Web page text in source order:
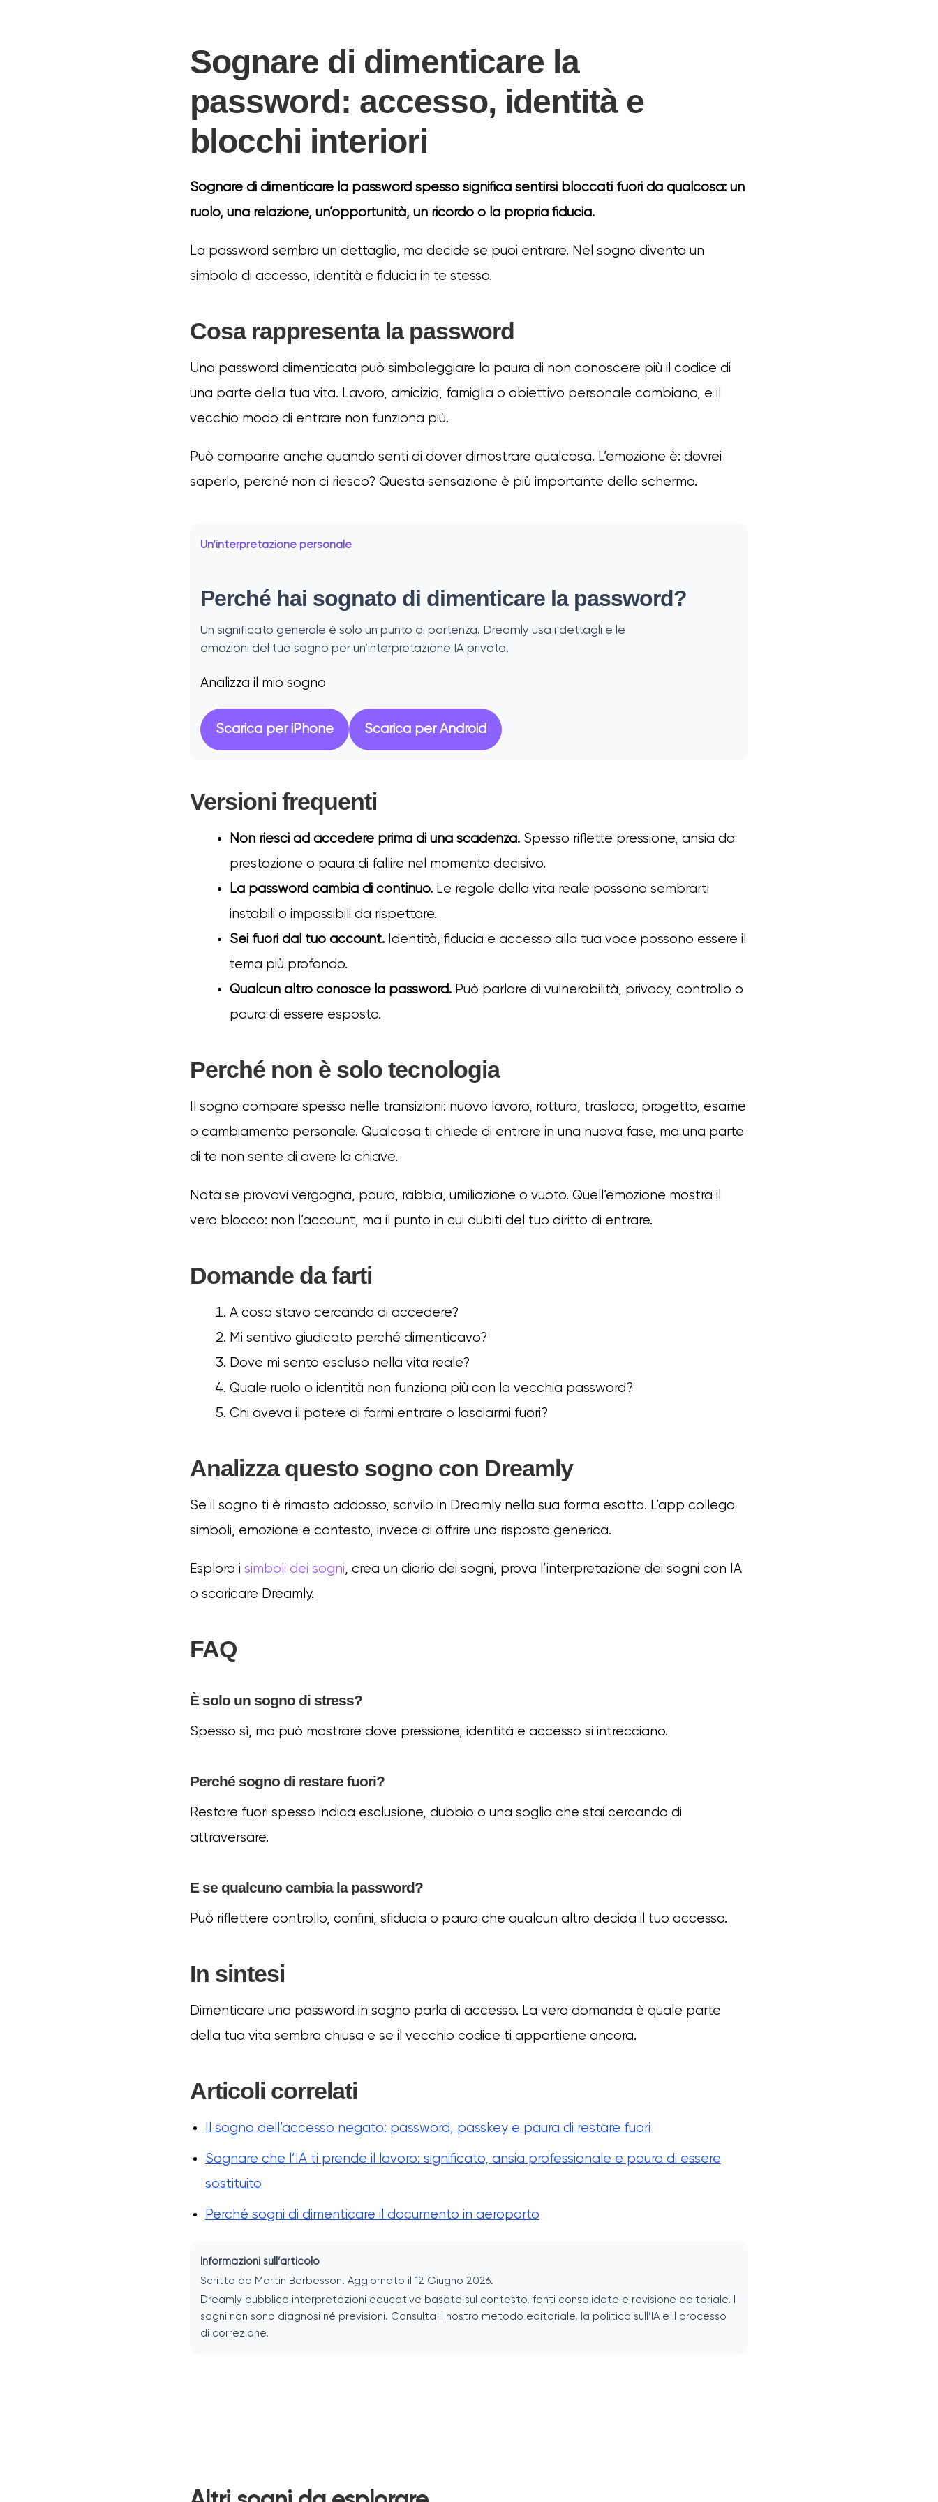
Sognare di dimenticare la
password: accesso, identità e
blocchi interiori
Sognare di dimenticare la password spesso significa sentirsi bloccati fuori da qualcosa: un
ruolo, una relazione, un’opportunità, un ricordo o la propria fiducia.
La password sembra un dettaglio, ma decide se puoi entrare. Nel sogno diventa un
simbolo di accesso, identità e fiducia in te stesso.
Cosa rappresenta la password
Una password dimenticata può simboleggiare la paura di non conoscere più il codice di
una parte della tua vita. Lavoro, amicizia, famiglia o obiettivo personale cambiano, e il
vecchio modo di entrare non funziona più.
Può comparire anche quando senti di dover dimostrare qualcosa. L’emozione è: dovrei
saperlo, perché non ci riesco? Questa sensazione è più importante dello schermo.
Un’interpretazione personale
Perché hai sognato di dimenticare la password?
Un significato generale è solo un punto di partenza. Dreamly usa i dettagli e le
emozioni del tuo sogno per un’interpretazione IA privata.
Analizza il mio sogno
Scarica per iPhone Scarica per Android
Versioni frequenti
Non riesci ad accedere prima di una scadenza. Spesso riflette pressione, ansia da
prestazione o paura di fallire nel momento decisivo.
La password cambia di continuo. Le regole della vita reale possono sembrarti
instabili o impossibili da rispettare.
Sei fuori dal tuo account. Identità, fiducia e accesso alla tua voce possono essere il
tema più profondo.
Qualcun altro conosce la password. Può parlare di vulnerabilità, privacy, controllo o
paura di essere esposto.
Perché non è solo tecnologia
Il sogno compare spesso nelle transizioni: nuovo lavoro, rottura, trasloco, progetto, esame
o cambiamento personale. Qualcosa ti chiede di entrare in una nuova fase, ma una parte
di te non sente di avere la chiave.
Nota se provavi vergogna, paura, rabbia, umiliazione o vuoto. Quell’emozione mostra il
vero blocco: non l’account, ma il punto in cui dubiti del tuo diritto di entrare.
Domande da farti
A cosa stavo cercando di accedere?
Mi sentivo giudicato perché dimenticavo?
Dove mi sento escluso nella vita reale?
Quale ruolo o identità non funziona più con la vecchia password?
Chi aveva il potere di farmi entrare o lasciarmi fuori?
Analizza questo sogno con Dreamly
Se il sogno ti è rimasto addosso, scrivilo in Dreamly nella sua forma esatta. L’app collega
simboli, emozione e contesto, invece di offrire una risposta generica.
Esplora i simboli dei sogni, crea un diario dei sogni, prova l’interpretazione dei sogni con IA
o scaricare Dreamly.
FAQ
È solo un sogno di stress?
Spesso sì, ma può mostrare dove pressione, identità e accesso si intrecciano.
Perché sogno di restare fuori?
Restare fuori spesso indica esclusione, dubbio o una soglia che stai cercando di
attraversare.
E se qualcuno cambia la password?
Può riflettere controllo, confini, sfiducia o paura che qualcun altro decida il tuo accesso.
In sintesi
Dimenticare una password in sogno parla di accesso. La vera domanda è quale parte
della tua vita sembra chiusa e se il vecchio codice ti appartiene ancora.
Articoli correlati
Il sogno dell’accesso negato: password, passkey e paura di restare fuori
Sognare che l’IA ti prende il lavoro: significato, ansia professionale e paura di essere
sostituito
Perché sogni di dimenticare il documento in aeroporto
Informazioni sull’articolo
Scritto da Martin Berbesson. Aggiornato il 12 Giugno 2026.
Dreamly pubblica interpretazioni educative basate sul contesto, fonti consolidate e revisione editoriale. I
sogni non sono diagnosi né previsioni. Consulta il nostro metodo editoriale, la politica sull’IA e il processo
di correzione.